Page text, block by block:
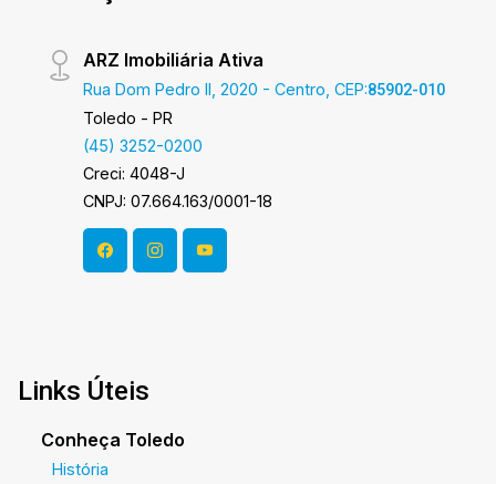
ARZ Imobiliária Ativa
Rua Dom Pedro II, 2020 - Centro, CEP:85902-010
Toledo - PR
(45) 3252-0200
Creci: 4048-J
CNPJ: 07.664.163/0001-18
Links Úteis
Conheça Toledo
História